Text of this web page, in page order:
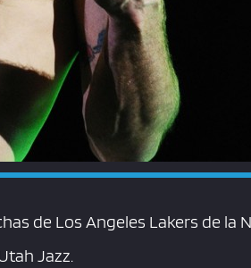
de Los Angeles Lakers de la
Jazz.